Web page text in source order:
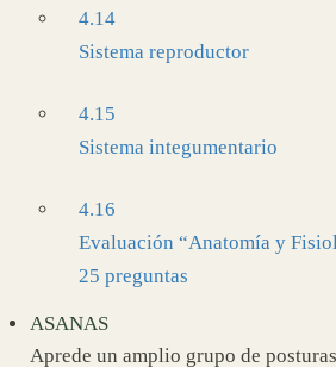
4.14
Sistema reproductor
4.15
Sistema integumentario
4.16
Evaluación “Anatomía y
25 preguntas
ASANAS
Aprede un amplio grupo de